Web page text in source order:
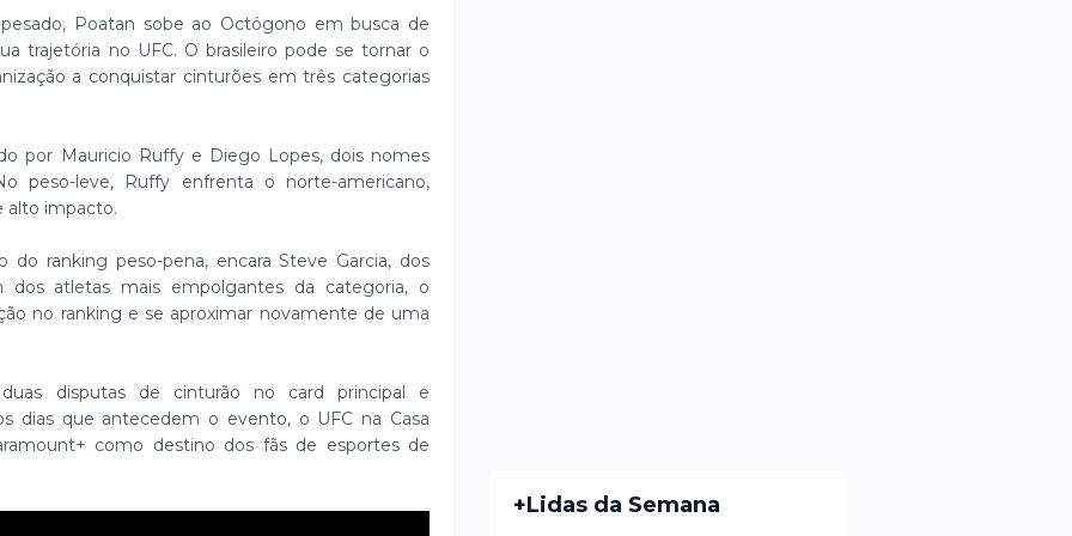
Poatan sobe ao Octógono em busca de
trajetória no UFC. O brasileiro pode se tornar o
a conquistar cinturões em três categorias
por Mauricio Ruffy e Diego Lopes, dois nomes
peso-leve, Ruffy enfrenta o norte-americano,
alto impacto.
do ranking peso-pena, encara Steve Garcia, dos
dos atletas mais empolgantes da categoria, o
no ranking e se aproximar novamente de uma
disputas de cinturão no card principal e
dias que antecedem o evento, o UFC na Casa
como destino dos fãs de esportes de
+Lidas da Semana